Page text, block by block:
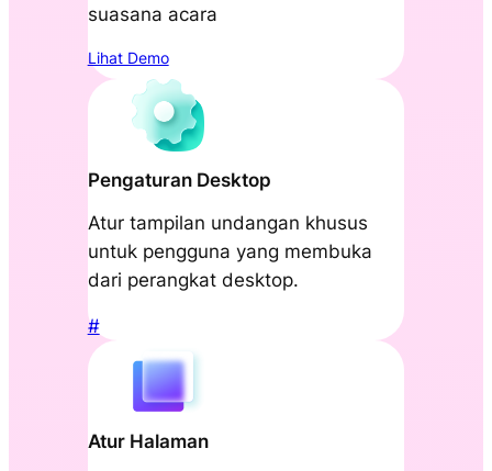
suasana acara
Lihat Demo
Pengaturan Desktop
Atur tampilan undangan khusus
untuk pengguna yang membuka
dari perangkat desktop.
#
Atur Halaman